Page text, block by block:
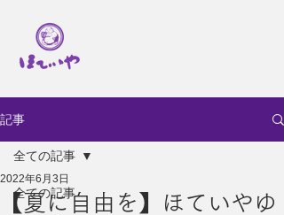
記事
全ての記事
全ての記事
【夏に自由を】ほていやゆ
2022年6月3日